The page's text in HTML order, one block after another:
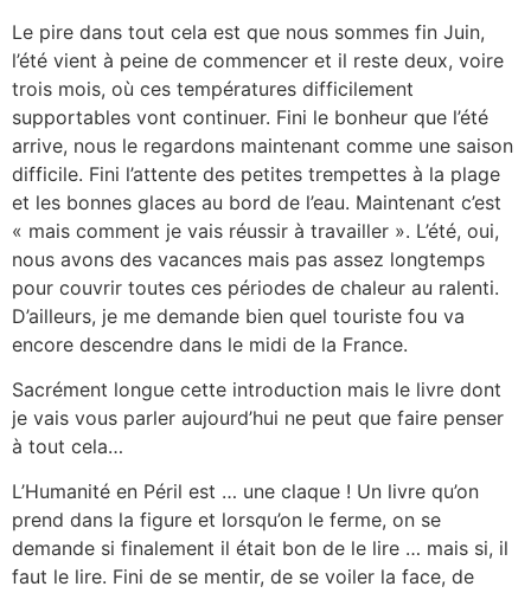
Le pire dans tout cela est que nous sommes fin Juin,
l’été vient à peine de commencer et il reste deux, voire
trois mois, où ces températures difficilement
supportables vont continuer. Fini le bonheur que l’été
arrive, nous le regardons maintenant comme une saison
difficile. Fini l’attente des petites trempettes à la plage
et les bonnes glaces au bord de l’eau. Maintenant c’est
« mais comment je vais réussir à travailler ». L’été, oui,
nous avons des vacances mais pas assez longtemps
pour couvrir toutes ces périodes de chaleur au ralenti.
D’ailleurs, je me demande bien quel touriste fou va
encore descendre dans le midi de la France.
Sacrément longue cette introduction mais le livre dont
je vais vous parler aujourd’hui ne peut que faire penser
à tout cela…
L’Humanité en Péril est … une claque ! Un livre qu’on
prend dans la figure et lorsqu’on le ferme, on se
demande si finalement il était bon de le lire … mais si, il
faut le lire. Fini de se mentir, de se voiler la face, de